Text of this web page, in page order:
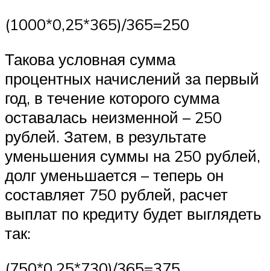
(1000*0,25*365)/365=250
Такова условная сумма
процентных начислений за первый
год, в течение которого сумма
оставалась неизменной – 250
рублей. Затем, в результате
уменьшения суммы на 250 рублей,
долг уменьшается – теперь он
составляет 750 рублей, расчет
выплат по кредиту будет выглядеть
так: